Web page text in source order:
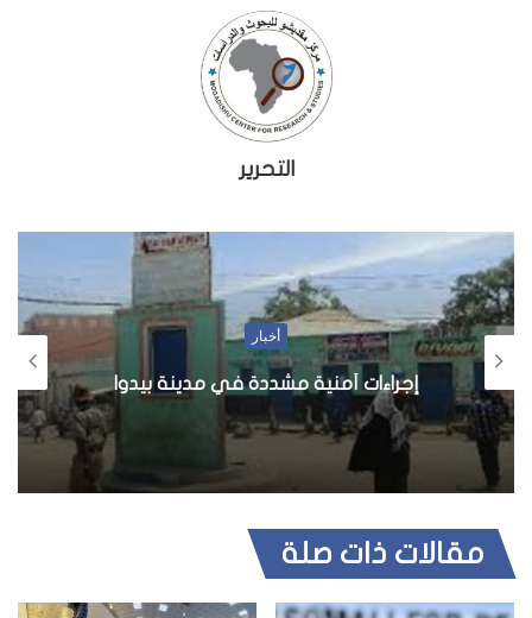
التحرير
أخبار
إجراءات أمنية مشددة في مدينة بيدوا
مقالات ذات صلة